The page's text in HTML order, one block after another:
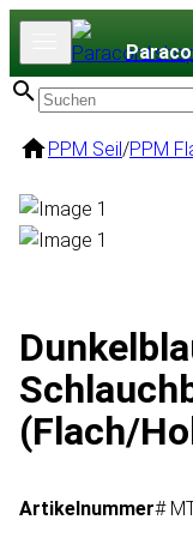
PPM Seil/PPM
(Flach/
Artikelnummer#